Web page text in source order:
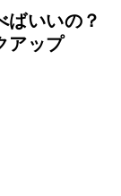
ばいいの？
アップ